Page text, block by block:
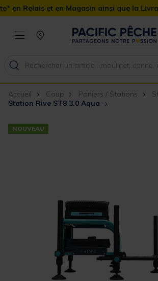
Magasin ainsi que la Livraison Domicile
Accueil Coup Paniers / Stations
Station Rive ST8 3.0 Aqua
NOUVEAU